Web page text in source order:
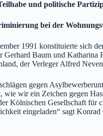
und politische
bei der
1991 konstituierte sich
Gerhard Baum und
der Verleger Alfred
gegen
wir ein Zeichen gegen
Kölnischen Gesellschaft für
eingeladen“ sagt